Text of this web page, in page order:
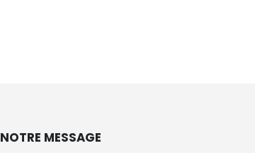
NOTRE MESSAGE